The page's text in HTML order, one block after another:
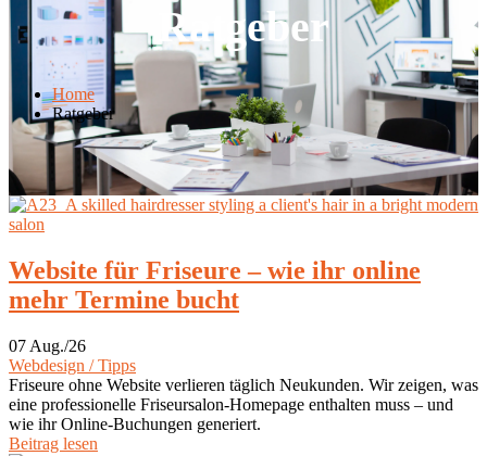
Ratgeber
Home
Ratgeber
Website für Friseure – wie ihr online
mehr Termine bucht
07 Aug./26
Webdesign / Tipps
Friseure ohne Website verlieren täglich Neukunden. Wir zeigen, was
eine professionelle Friseursalon-Homepage enthalten muss – und
wie ihr Online-Buchungen generiert.
Beitrag lesen